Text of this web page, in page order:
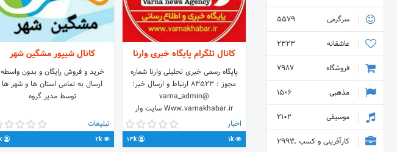
کانال تلگرام پایگاه خبری وارنا
پایگاه رسمی خبری تحلیلی وارنا شماره
مجوز : ۸۳۵۲۳ ارتباط و ارسال خبر:
@varna_admin
Www.varnakhabar.ir سایت وار
🔴لینک کانال 👇
https://t.me/joinchat/AAAAAEJfEG4We3zuiudpDA
@varna_tabligh
اخبار
1k
13k
کانال شیپور مشگین شهر
خرید و فروش رایگان و بدون واسطه
ارسال به تمامی استان ها و شهر ها
توسط مدیر گروه
تبلیغات
2k
2k
سرگرمی
5579
عاشقانه
2323
فروشگاه
7987
مذهبی
1506
موسیقی
2102
کارآفرینی و کسب و کار 2993